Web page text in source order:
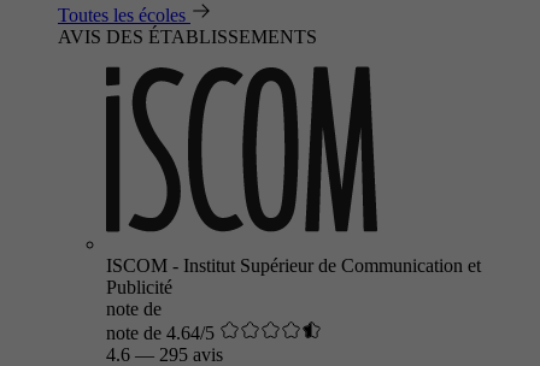
Toutes les écoles
AVIS DES ÉTABLISSEMENTS
ISCOM - Institut Supérieur de Communication et
Publicité
note de
note de 4.64/5
4.6 — 295 avis